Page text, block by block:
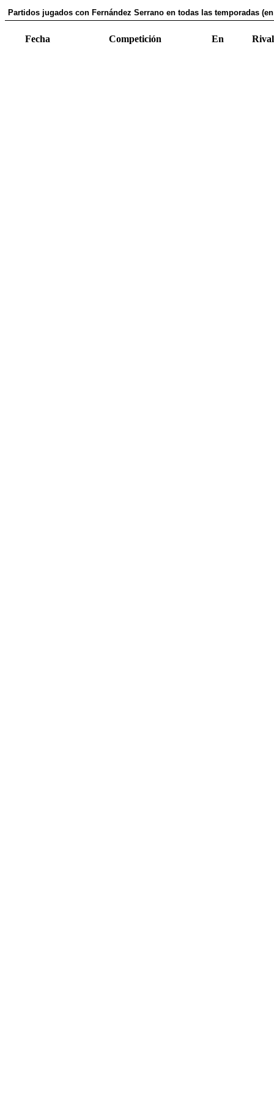
Partidos jugados con Fernández Serrano en todas las temporadas
Fecha Competición En Rival